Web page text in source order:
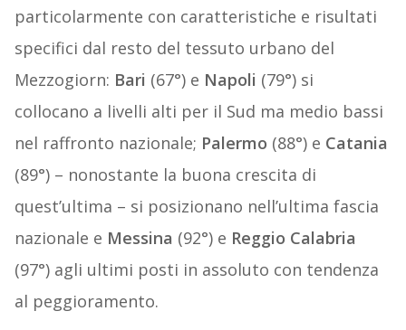
particolarmente con caratteristiche e risultati
specifici dal resto del tessuto urbano del
Mezzogiorn: Bari (67°) e Napoli (79°) si
collocano a livelli alti per il Sud ma medio bassi
nel raffronto nazionale; Palermo (88°) e Catania
(89°) – nonostante la buona crescita di
quest’ultima – si posizionano nell’ultima fascia
nazionale e Messina (92°) e Reggio Calabria
(97°) agli ultimi posti in assoluto con tendenza
al peggioramento.